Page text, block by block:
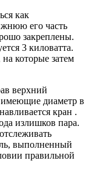
как
его часть
закреплены.
3 киловатта.
которые затем
верхний
имеющие диаметр в
кран .
излишков пара.
выполненный
правильной